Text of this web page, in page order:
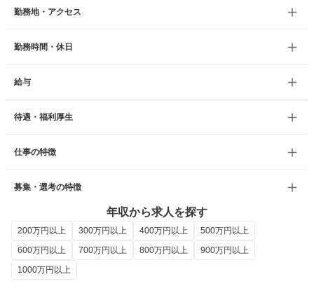
勤務地・アクセス
勤務時間・休日
給与
待遇・福利厚生
仕事の特徴
募集・選考の特徴
年収から求人を探す
200万円以上 300万円以上 400万円以上
500万円以上
600万円以上
700万円以上 800万円以上
900万円以上
1000万円以上